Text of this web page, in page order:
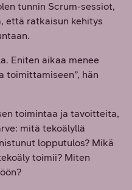
tunnin Scrum-sessiot,
että ratkaisun kehitys
Eniten aikaa menee
toimittamiseen”, hän
toimintaa ja tavoitteita,
mitä tekoälyllä
lopputulos? Mikä
toimii? Miten